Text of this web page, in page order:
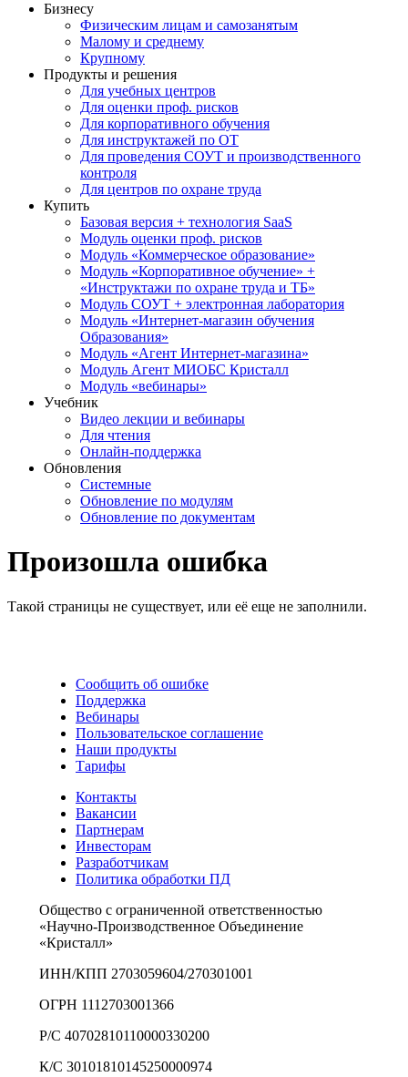
Бизнесу
Физическим лицам и самозанятым
Малому и среднему
Крупному
Продукты и решения
Для учебных центров
Для оценки проф. рисков
Для корпоративного обучения
Для инструктажей по ОТ
Для проведения СОУТ и производственного
контроля
Для центров по охране труда
Купить
Базовая версия + технология SaaS
Модуль оценки проф. рисков
Модуль «Коммерческое образование»
Модуль «Корпоративное обучение» +
«Инструктажи по охране труда и ТБ»
Модуль СОУТ + электронная лаборатория
Модуль «Интернет-магазин обучения
Образования»
Модуль «Агент Интернет-магазина»
Модуль Агент МИОБС Кристалл
Модуль «вебинары»
Учебник
Видео лекции и вебинары
Для чтения
Онлайн-поддержка
Обновления
Системные
Обновление по модулям
Обновление по документам
Произошла ошибка
Такой страницы не существует, или её еще не заполнили.
Сообщить об ошибке
Поддержка
Вебинары
Пользовательское соглашение
Наши продукты
Тарифы
Контакты
Вакансии
Партнерам
Инвесторам
Разработчикам
Политика обработки ПД
Общество с ограниченной ответственностью
«Научно-Производственное Объединение
«Кристалл»
ИНН/КПП 2703059604/270301001
ОГРН 1112703001366
Р/С 40702810110000330200
К/С 30101810145250000974